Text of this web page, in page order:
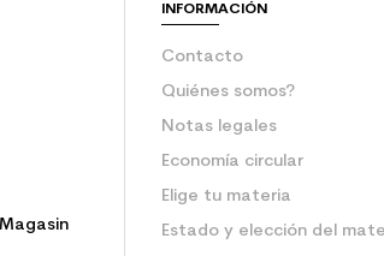
INFORMACIÓN
Contacto
Quiénes somos?
Notas legales
Economía circular
Elige tu materia
Estado y elección del